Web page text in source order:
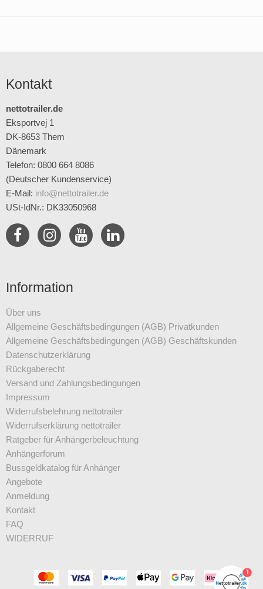
Kontakt
nettotrailer.de
Eksportvej 1
DK-8653 Them
Dänemark
Telefon: 0800 664 8086
(Deutscher Kundenservice)
E-Mail: info@nettotrailer.de
USt-IdNr.: DK33050968
Information
Über uns
Allgemeine Geschäftsbedingungen (AGB) Privatkunden
Allgemeine Geschäftsbedingungen (AGB) Geschäftskunden
Datenschutz­erklärung
Rückgaberecht
Versand und Zahlungsbedingungen
Impressum
Widerrufsbelehrung nettotrailer
Widerrufserklärung nettotrailer
Ratgeber für Anhängerbeleuchtung
Anhängerforum
Bussgeldkatalog für Anhänger
Angebote
Anmeldung
Kontakt
FAQ
WIDERRUF
1